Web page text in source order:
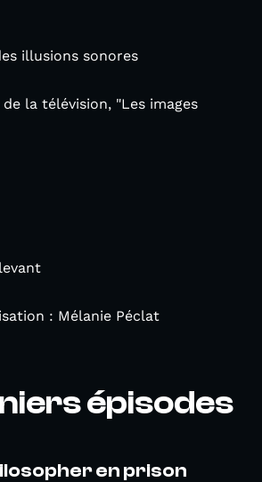
illusions sonores
la télévision, "Les images
: Mélanie Péclat
épisodes
en prison